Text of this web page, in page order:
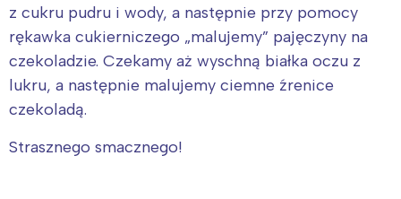
z cukru pudru i wody, a następnie przy pomocy
rękawka cukierniczego „malujemy” pajęczyny na
czekoladzie. Czekamy aż wyschną białka oczu z
lukru, a następnie malujemy ciemne źrenice
czekoladą.
Strasznego smacznego!